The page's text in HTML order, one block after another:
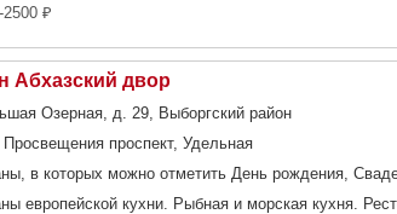
₽
Абхазский двор
Озерная, д. 29, Выборгский район
проспект, Удельная
в которых можно отметить День рождения,
европейской кухни. Рыбная и морская кухня.